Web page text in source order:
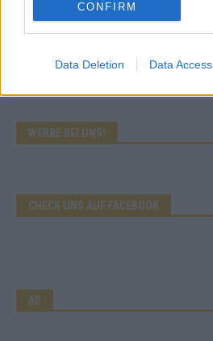
CONFIRM
Data Deletion Data Access
WERBE BEI UNS!
CHECK UNS AUF FACEBOOK
AD